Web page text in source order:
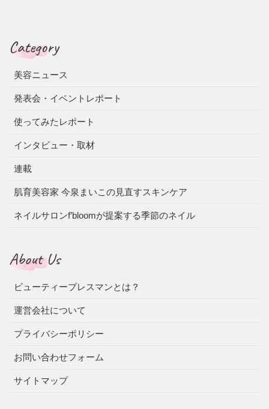
Category
美容ニュース
発表会・イベントレポート
使ってみたレポート
インタビュー・取材
連載
肌育美容家 今泉まいこの見直すスキンケア
ネイルサロンf’bloomが提案する季節のネイル
About Us
ビューティープレスマンとは？
運営会社について
プライバシーポリシー
お問い合わせフォーム
サイトマップ